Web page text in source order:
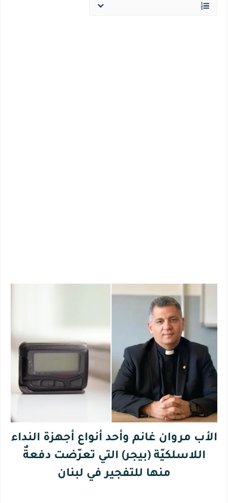
الأب مروان غانم وأحد أنواع أجهزة النداء
اللاسلكيّة (بيجر) التي تعرّضت دفعةٌ
منها للتفجير في لبنان